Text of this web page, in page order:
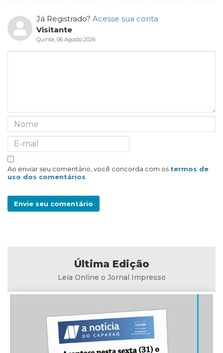
Já Registrado? Acesse sua conta
Visitante
Quinta, 06 Agosto 2026
Ao enviar seu comentário, você concorda com os termos de
uso dos comentários.
Envie seu comentário
Última Edição
Leia Online o Jornal Impresso